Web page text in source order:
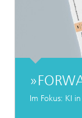
Im Fokus: KI